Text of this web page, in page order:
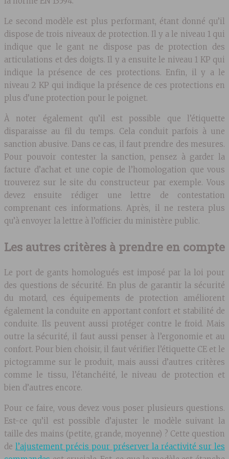
Le second modèle est plus performant, étant donné qu’il
dispose de trois niveaux de protection. Il y a le niveau 1 qui
indique que le gant ne dispose pas de protection des
articulations et des doigts. Il y a ensuite le niveau 1 KP qui
indique la présence de ces protections. Enfin, il y a le
niveau 2 KP qui indique la présence de ces protections en
plus d’une protection pour le poignet.
À noter également qu’il est possible que l’étiquette
disparaisse au fil du temps. Cela conduit parfois à une
sanction abusive. Dans ce cas, il faut prendre des mesures.
Pour pouvoir contester la sanction, pensez à garder la
facture d’achat et une copie de l’homologation que vous
trouverez sur le site du constructeur par exemple. Vous
devez ensuite rédiger une lettre de contestation
comprenant ces informations. Après, il ne restera plus
qu’à envoyer la lettre à l’officier du ministère public.
Les autres critères à prendre en compte
Le port de gants homologués est imposé par la loi pour
des questions de sécurité. En plus de garantir la sécurité
du motard, ces équipements de protection améliorent
également la conduite en apportant confort et stabilité de
conduite. Ils peuvent aussi protéger contre le froid. Mais
outre la sécurité, il faut aussi penser à l’ergonomie et au
confort. Pour bien choisir, il faut vérifier l’étiquette CE et le
pictogramme sur le produit, mais aussi d’autres critères
comme le tissu, l’étanchéité, le niveau de protection et
bien d’autres encore.
Pour ce faire, vous devez vous poser plusieurs questions.
Est-ce qu’il est possible d’ajuster le modèle suivant la
taille des mains (petite, grande, moyenne) ? Cette question
del’ajustement précis pour préserver la réactivité sur les